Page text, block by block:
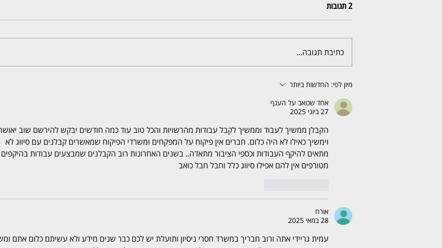
2 תגובות
כתיבת תגובה...
מיון לפי: החדשות ביותר
אחד שכואב על הענף
27 ביוני 2025
הקבלן ממשיך לעבוד וממשיך לקבל עבודות מהרשויות והכל טוב עוד כמה חודשים יבקש להירשם שוב
וימשיך כאילו לא היה כלום. חברים אין פיקוח על המפקחים ומשרדי הפיקוח שמאשרים קבלנים עם סיווג לא
מתאים להיקף העבודות וכספי הציבור מתאדה.. בשנים האחרונות רוב הקבלנים שמבצעים עבודות
מטורפים אין להם אפילו סיווג כלל וחבל חבל כואב
אורח
28 במאי 2025
עמית גריידי אתה ורוב חבריך במשרד חסרי ניסיון ותועלת יש לכם כבר שנים מידע ולא עשיתם כלום אתם